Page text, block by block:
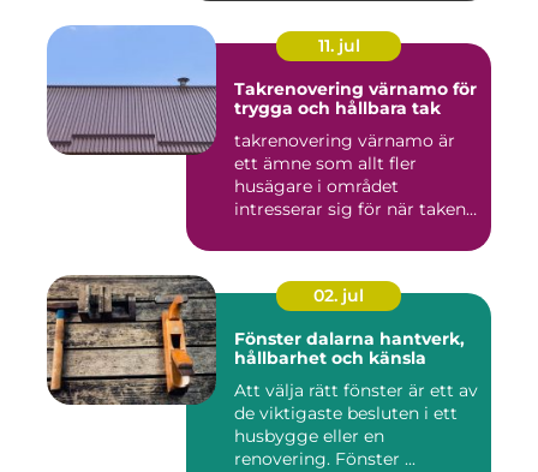
11. jul
Takrenovering värnamo för
trygga och hållbara tak
takrenovering värnamo är
ett ämne som allt fler
husägare i området
intresserar sig för när taken
02. jul
Fönster dalarna hantverk,
hållbarhet och känsla
Att välja rätt fönster är ett av
de viktigaste besluten i ett
husbygge eller en
renovering. Fönster ...